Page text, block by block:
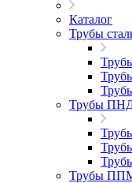
Каталог
Трубы
Трубы
Трубы